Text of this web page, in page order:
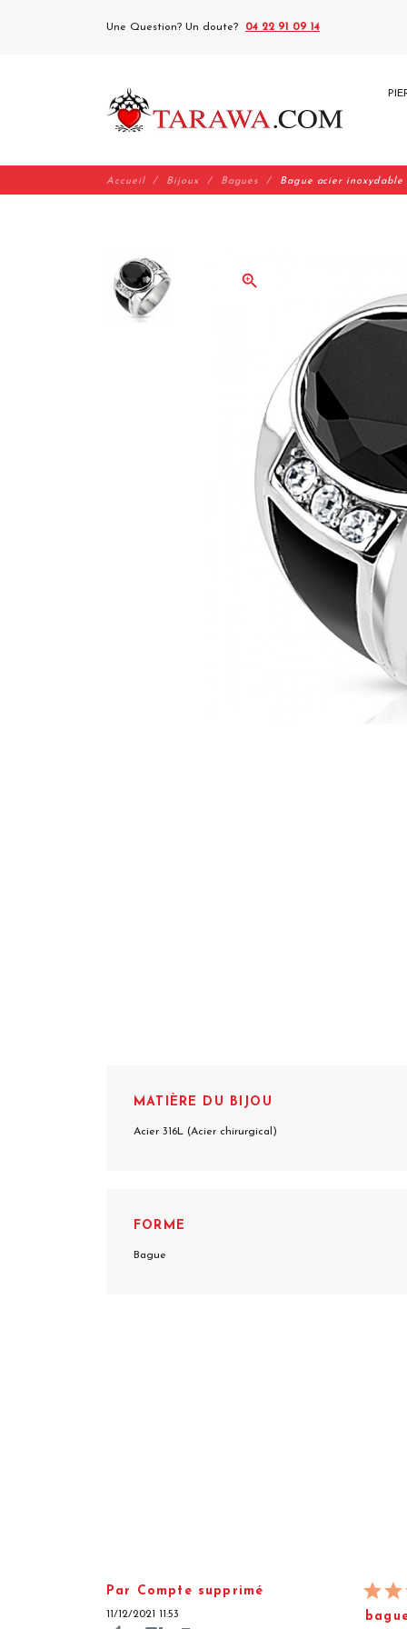
Une Question? Un doute? 04 22 91 09 14
Accueil Bijoux Bagues Bague acier
zoom_in
MATIÈRE DU BIJOU
Acier 316L (Acier chirurgical)
FORME
Bague
Par Compte supprimé
11/12/2021 11:53